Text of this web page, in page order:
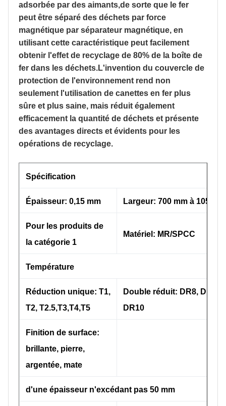
adsorbée par des aimants,de sorte que le fer
peut être séparé des déchets par force
magnétique par séparateur magnétique, en
utilisant cette caractéristique peut facilement
obtenir l'effet de recyclage de 80% de la boîte de
fer dans les déchets.L'invention du couvercle de
protection de l'environnement rend non
seulement l'utilisation de canettes en fer plus
sûre et plus saine, mais réduit également
efficacement la quantité de déchets et présente
des avantages directs et évidents pour les
opérations de recyclage.
Spécification
Épaisseur: 0,15 mm Largeur: 700 mm à 1050
Pour les produits de
la catégorie 1
Matériel: MR/SPCC
Température
Réduction unique: T1,
T2, T2.5,T3,T4,T5
Double réduit: DR8, DR9,
DR10
Finition de surface:
brillante, pierre,
argentée, mate
d'une épaisseur n'excédant pas 50 mm